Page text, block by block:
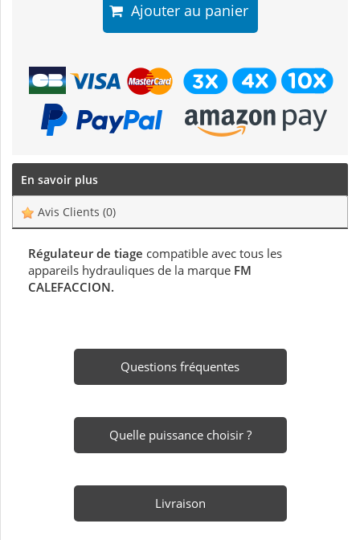
Ajouter au panier
En savoir plus
Avis Clients (0)
Régulateur de tiage compatible avec tous les
appareils hydrauliques de la marque FM
CALEFACCION.
Questions fréquentes
Quelle puissance choisir ?
Livraison